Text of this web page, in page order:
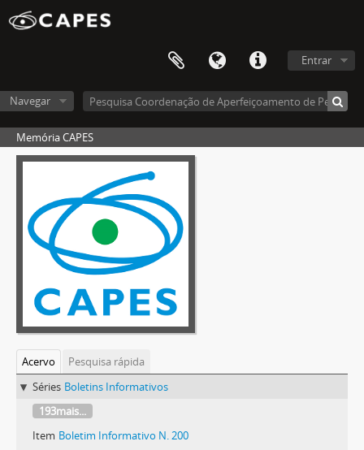
Entrar
Navegar
Memória CAPES
Acervo
Pesquisa rápida
Séries Boletins Informativos
193mais...
Item Boletim Informativo N. 200